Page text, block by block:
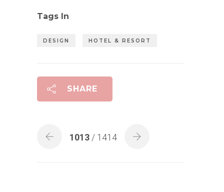
Tags In
DESIGN HOTEL & RESORT
SHARE
1013 / 1414